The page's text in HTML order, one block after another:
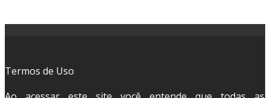
Termos de Uso